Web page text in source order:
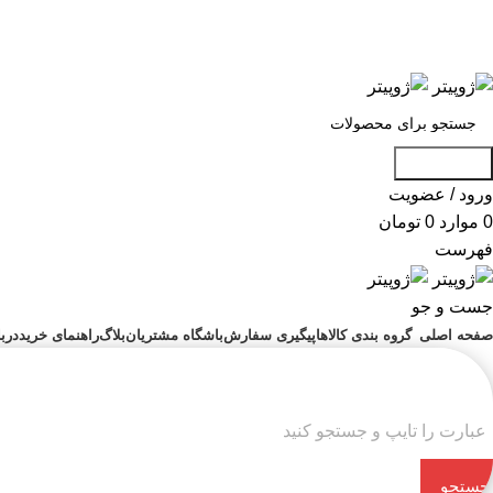
ورود / عضویت
0 موارد 0 تومان
فهرست
جست و جو
صفحه اصلی گروه بندی کالاهاپیگیری سفارشباشگاه مشتریانبلاگراهنمای خرید
جستجو